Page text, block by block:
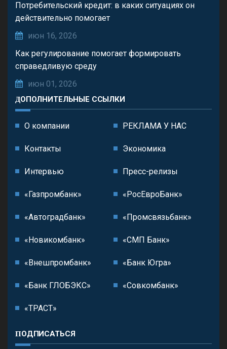
Потребительский кредит: в каких ситуациях он
действительно помогает
июн 16, 2026
Как регулирование помогает формировать
справедливую среду
июн 01, 2026
ДОПОЛНИТЕЛЬНЫЕ ССЫЛКИ
О компании РЕКЛАМА У НАС
Контакты Экономика
Интервью Пресс-релизы
«Газпромбанк» «РосЕвроБанк»
«Автоградбанк» «Промсвязьбанк»
«Новикомбанк» «СМП Банк»
«Внешпромбанк» «Банк Югра»
«Банк ГЛОБЭКС» «Совкомбанк»
«ТРАСТ»
ПОДПИСАТЬСЯ